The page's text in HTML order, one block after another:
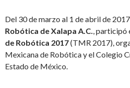
Del 30 de marzo al 1 de abril de
Robótica de Xalapa A.C., participó
de Robótica 2017(TMR 2017),
Mexicana de Robótica y el Colegio
Estado de México.